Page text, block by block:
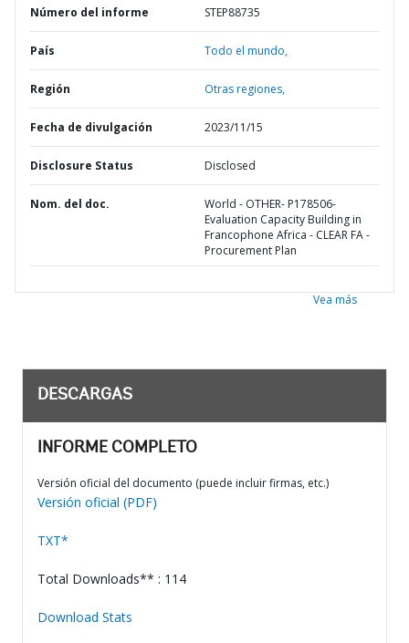
Número del informe STEP88735
País Todo el mundo,
Región Otras regiones,
Fecha de divulgación 2023/11/15
Disclosure Status Disclosed
Nom. del doc.
World - OTHER- P178506-
Evaluation Capacity Building in
Francophone Africa - CLEAR FA -
Procurement Plan
Vea más
DESCARGAS
INFORME COMPLETO
Versión oficial del documento (puede incluir firmas, etc.)
Versión oficial (PDF)
TXT*
Total Downloads** : 114
Download Stats